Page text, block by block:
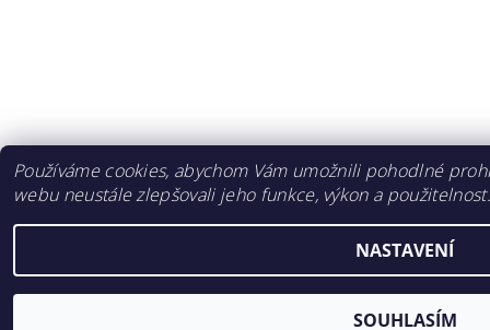
Používáme cookies, abychom Vám umožnili pohodlné
webu neustále zlepšovali jeho funkce, výkon a použitelnost.
NASTAVENÍ
SOUHLASÍM